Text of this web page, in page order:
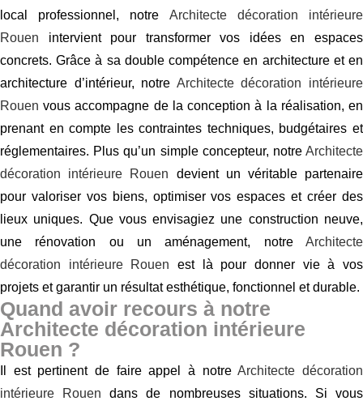
local professionnel, notre Architecte décoration intérieure
Rouen intervient pour transformer vos idées en espaces
concrets. Grâce à sa double compétence en architecture et en
architecture d’intérieur, notre Architecte décoration intérieure
Rouen vous accompagne de la conception à la réalisation, en
prenant en compte les contraintes techniques, budgétaires et
réglementaires. Plus qu’un simple concepteur, notre Architecte
décoration intérieure Rouen devient un véritable partenaire
pour valoriser vos biens, optimiser vos espaces et créer des
lieux uniques. Que vous envisagiez une construction neuve,
une rénovation ou un aménagement, notre Architecte
décoration intérieure Rouen est là pour donner vie à vos
projets et garantir un résultat esthétique, fonctionnel et durable.
Quand avoir recours à notre
Architecte décoration intérieure
Rouen ?
Il est pertinent de faire appel à notreArchitecte décoration
intérieure Rouen dans de nombreuses situations. Si vous